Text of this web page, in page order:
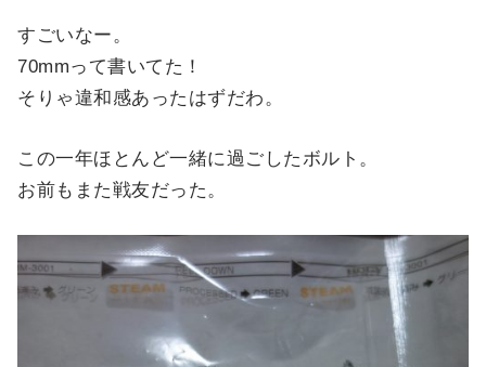
すごいなー。
70mmって書いてた！
そりゃ違和感あったはずだわ。
この一年ほとんど一緒に過ごしたボルト。
お前もまた戦友だった。